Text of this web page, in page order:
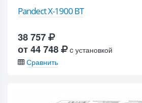
Pandect X-1900 BT
38 757
от 44 748
c установкой
Сравнить